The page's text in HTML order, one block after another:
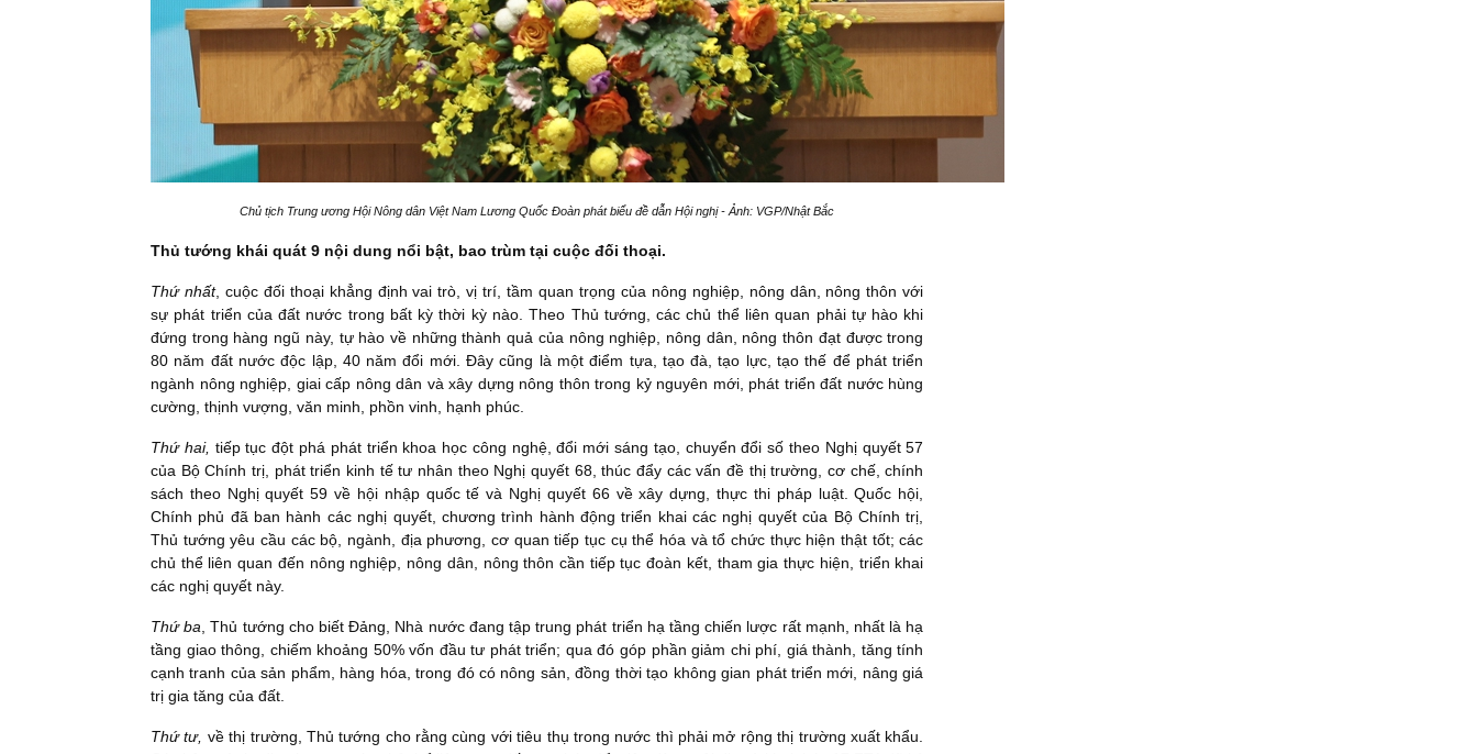
Chủ tịch Trung ương Hội Nông dân Việt Nam Lương Quốc Đoàn phát biểu đề dẫn Hội nghị - Ảnh: VGP/Nhật Bắc
Thủ tướng khái quát 9 nội dung nổi bật, bao trùm tại cuộc đối thoại.
Thứ nhất, cuộc đối thoại khẳng định vai trò, vị trí, tầm quan trọng của nông nghiệp, nông dân, nông thôn với
sự phát triển của đất nước trong bất kỳ thời kỳ nào. Theo Thủ tướng, các chủ thể liên quan phải tự hào khi
đứng trong hàng ngũ này, tự hào về những thành quả của nông nghiệp, nông dân, nông thôn đạt được trong
80 năm đất nước độc lập, 40 năm đổi mới. Đây cũng là một điểm tựa, tạo đà, tạo lực, tạo thế để phát triển
ngành nông nghiệp, giai cấp nông dân và xây dựng nông thôn trong kỷ nguyên mới, phát triển đất nước hùng
cường, thịnh vượng, văn minh, phồn vinh, hạnh phúc.
Thứ hai, tiếp tục đột phá phát triển khoa học công nghệ, đổi mới sáng tạo, chuyển đổi số theo Nghị quyết 57
của Bộ Chính trị, phát triển kinh tế tư nhân theo Nghị quyết 68, thúc đẩy các vấn đề thị trường, cơ chế, chính
sách theo Nghị quyết 59 về hội nhập quốc tế và Nghị quyết 66 về xây dựng, thực thi pháp luật. Quốc hội,
Chính phủ đã ban hành các nghị quyết, chương trình hành động triển khai các nghị quyết của Bộ Chính trị,
Thủ tướng yêu cầu các bộ, ngành, địa phương, cơ quan tiếp tục cụ thể hóa và tổ chức thực hiện thật tốt; các
chủ thể liên quan đến nông nghiệp, nông dân, nông thôn cần tiếp tục đoàn kết, tham gia thực hiện, triển khai
các nghị quyết này.
Thứ ba , Thủ tướng cho biết Đảng, Nhà nước đang tập trung phát triển hạ tầng chiến lược rất mạnh, nhất là hạ
tầng giao thông, chiếm khoảng 50% vốn đầu tư phát triển; qua đó góp phần giảm chi phí, giá thành, tăng tính
cạnh tranh của sản phẩm, hàng hóa, trong đó có nông sản, đồng thời tạo không gian phát triển mới, nâng giá
trị gia tăng của đất.
Thứ tư, về thị trường, Thủ tướng cho rằng cùng với tiêu thụ trong nước thì phải mở rộng thị trường xuất khẩu.